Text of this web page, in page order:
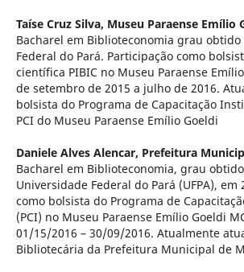
Taíse Cruz Silva, Museu Paraense Emílio
Bacharel em Biblioteconomia grau
Federal do Pará. Participação como
científica PIBIC no Museu Paraense
de setembro de 2015 a julho de 2016.
bolsista do Programa de Capacitação
PCI do Museu Paraense Emílio Goeldi
Daniele Alves Alencar, Prefeitura
Bacharel em Biblioteconomia, grau
Universidade Federal do Pará (UFPA), em
como bolsista do Programa de
(PCI) no Museu Paraense Emílio Goeldi
01/15/2016 – 30/09/2016. Atualmente
Bibliotecária da Prefeitura Municipal de